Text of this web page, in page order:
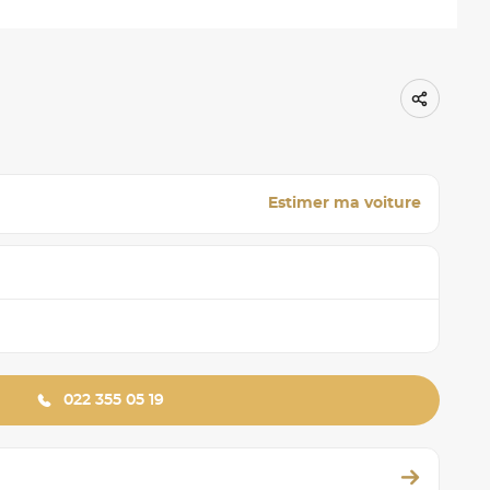
Estimer ma voiture
022 355 05 19